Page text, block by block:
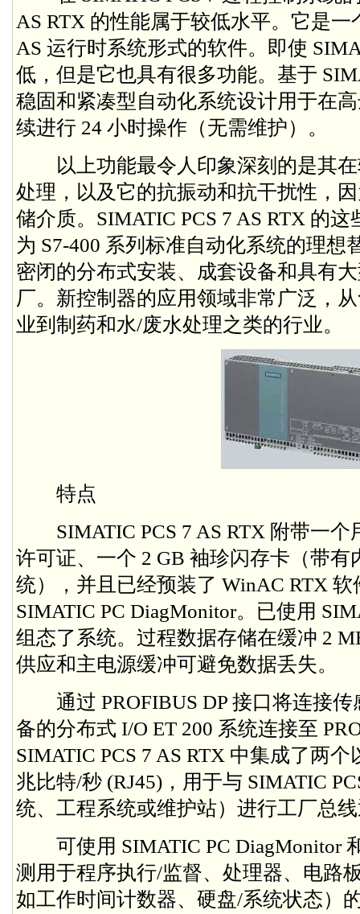
AS RTX 的性能属于较低水平。它是
AS 运行时系统形式的软件。即使
低，但是它也具有很多功能。基于
稳固和紧凑型自动化系统设计用于在
续进行 24 小时操作（无需维护）。
以上功能最令人印象深刻的是其在
处理，以及它的抗振动和抗干扰性，
储介质。SIMATIC PCS 7 AS RTX 的
为 S7-400 系列标准自动化系统的理想
密闭的分布式安装、成套设备和具有
厂。新控制器的应用领域非常广泛，
业到制药和水/废水处理之类的行业。
特点
SIMATIC PCS 7 AS RTX 附带一个
许可证、一个 2 GB 袖珍闪存卡（带有
统），并且已经预装了 WinAC RTX
SIMATIC PC DiagMonitor。已使用
组态了系统。过程数据存储在缓冲 2
供应和主电源缓冲可避免数据丢失。
通过 PROFIBUS DP 接口将连接传
备的分布式 I/O ET 200 系统连接至
SIMATIC PCS 7 AS RTX 中集成了两
兆比特/秒 (RJ45)，用于与 SIMATIC
统、工程系统或维护站）进行工厂总
可使用 SIMATIC PC DiagMonitor 和
测用于程序执行/监督、处理器、电路
如工作时间计数器、硬盘/系统状态）